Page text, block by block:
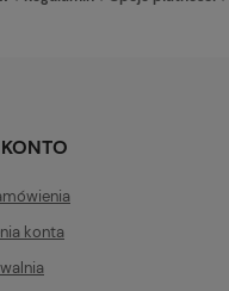
konta